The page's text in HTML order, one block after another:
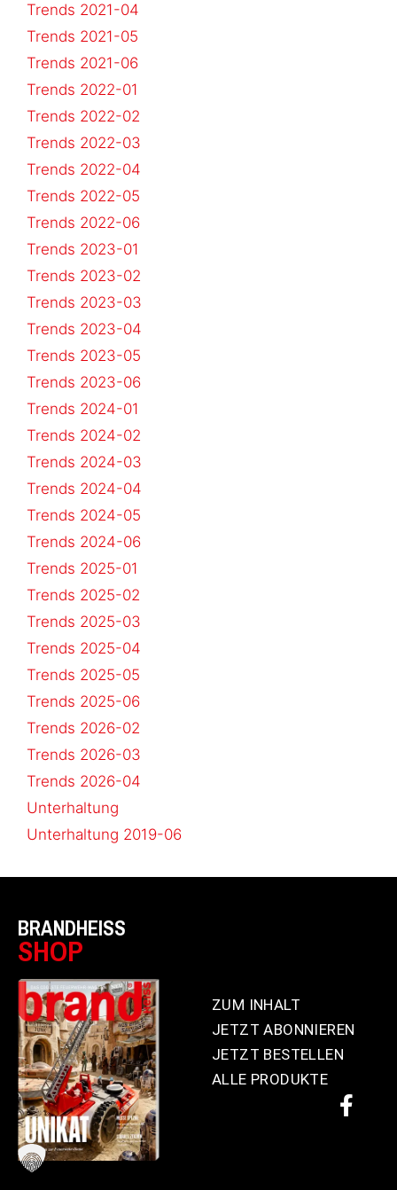
Trends 2021-04
Trends 2021-05
Trends 2021-06
Trends 2022-01
Trends 2022-02
Trends 2022-03
Trends 2022-04
Trends 2022-05
Trends 2022-06
Trends 2023-01
Trends 2023-02
Trends 2023-03
Trends 2023-04
Trends 2023-05
Trends 2023-06
Trends 2024-01
Trends 2024-02
Trends 2024-03
Trends 2024-04
Trends 2024-05
Trends 2024-06
Trends 2025-01
Trends 2025-02
Trends 2025-03
Trends 2025-04
Trends 2025-05
Trends 2025-06
Trends 2026-02
Trends 2026-03
Trends 2026-04
Unterhaltung
Unterhaltung 2019-06
BRANDHEISS
SHOP
ZUM INHALT
JETZT ABONNIEREN
JETZT BESTELLEN
ALLE PRODUKTE